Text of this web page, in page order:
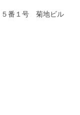
５番１号 菊地ビル